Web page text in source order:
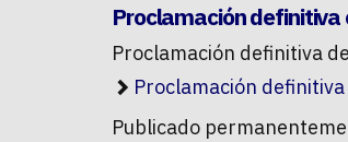
Proclamación
Proclamación definitiva
Proclamación
Publicado